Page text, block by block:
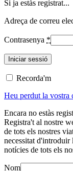
Si ja estàs registrat...
Adreça de correu
Contrasenya *
Recorda'm
Heu perdut la vostra
Encara no estàs
Registra't al nostre
de tots els nostres
necessitat d'introduir
notícies de tots els
Nom